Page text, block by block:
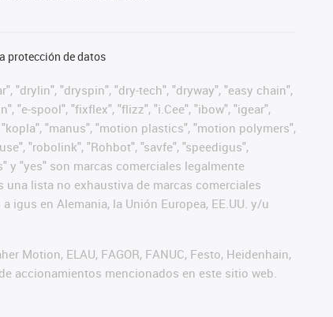
protección de datos
"drylin", "dryspin", "dry-tech", "dryway", "easy chain",
"e-spool", "fixflex", "flizz", "i.Cee", "ibow", "igear",
"manus", "motion plastics", "motion polymers",
"robolink", "Rohbot", "savfe", "speedigus",
y "yes" son marcas comerciales legalmente
lista no exhaustiva de marcas comerciales
en Alemania, la Unión Europea, EE.UU. y/u
Motion, ELAU, FAGOR, FANUC, Festo, Heidenhain,
accionamientos mencionados en este sitio web.